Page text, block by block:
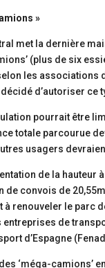
»
met la dernière
(plus de six
les associations
d’autoriser ce
pourrait être
totale parcourue
usagers
de la
de convois de
à renouveler le parc
entreprises de
d’Espagne
‘méga-camions’